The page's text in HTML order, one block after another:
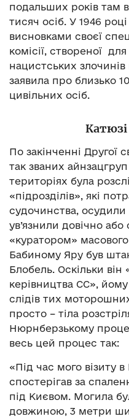
подальших років там
тисяч осіб. У 1946
висновками своєї
комісії, створеної
нацистських злочинів
заявила про близько
цивільних
Катюзі
По закінченні Другої
так званих
територіях була
«підрозділів», які
судочинства, осудили
ув’язнили довічно
«куратором»
Бабиному Яру був
Блобель. Оскільки він
керівництва СС», йому
слідів тих
просто – тіла
Нюрнберзькому
весь цей процес так:
«Під час мого візиту
спостерігав за
під Києвом. Могила
довжиною, 3 метри